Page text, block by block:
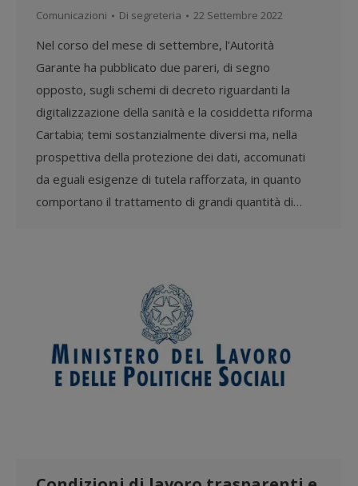
Comunicazioni Di segreteria 22 Settembre 2022
Nel corso del mese di settembre, l’Autorità
Garante ha pubblicato due pareri, di segno
opposto, sugli schemi di decreto riguardanti la
digitalizzazione della sanità e la cosiddetta riforma
Cartabia; temi sostanzialmente diversi ma, nella
prospettiva della protezione dei dati, accomunati
da eguali esigenze di tutela rafforzata, in quanto
comportano il trattamento di grandi quantità di…